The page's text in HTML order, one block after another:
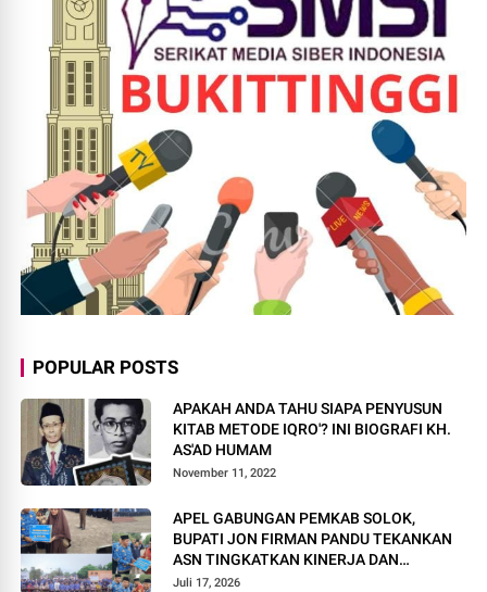
POPULAR POSTS
APAKAH ANDA TAHU SIAPA PENYUSUN
KITAB METODE IQRO'? INI BIOGRAFI KH.
AS'AD HUMAM
November 11, 2022
APEL GABUNGAN PEMKAB SOLOK,
BUPATI JON FIRMAN PANDU TEKANKAN
ASN TINGKATKAN KINERJA DAN
PELAYANAN MASYARAKAT.
Juli 17, 2026